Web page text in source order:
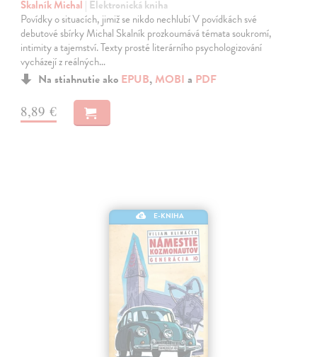
Skalník Michal | Elektronická kniha
Povídky o situacích, jimiž se nikdo nechlubí V povídkách své
debutové sbírky Michal Skalník prozkoumává témata soukromí,
intimity a tajemství. Texty prosté literárního psychologizování
vycházejí z reálných…
Na stiahnutie ako EPUB, MOBI a PDF
8,89 €
E-KNIHA